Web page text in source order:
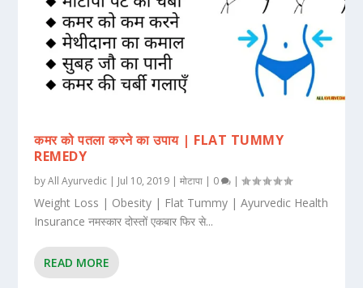
कमर को पतला करने का उपाय | FLAT TUMMY
REMEDY
byAll Ayurvedic | Jul 10, 2019 |मोटापा | 0 |
Weight Loss | Obesity | Flat Tummy | Ayurvedic Health
Insurance नमस्कार दोस्तों एकबार फिर से...
READ MORE